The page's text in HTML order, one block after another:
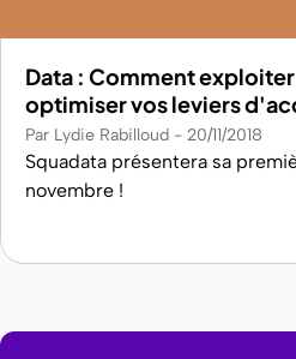
Data : Comment
optimiser vos leviers
Par Lydie Rabilloud 20/11/2018
Squadata présentera sa
novembre !